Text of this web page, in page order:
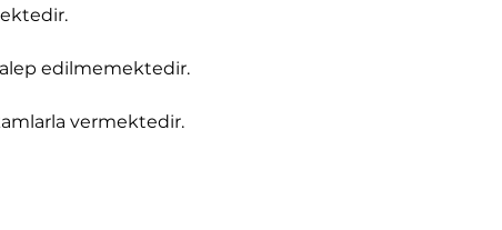
edilmemektedir.
vermektedir.